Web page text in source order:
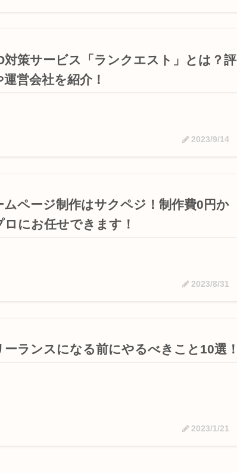
対策サービス「ランクエスト」とは？評
営会社を紹介！
2023/9/14
ムページ制作はサクペジ！制作費0円か
ロにお任せできます！
2023/8/31
ーランスになる前にやるべきこと10選！
2023/1/21